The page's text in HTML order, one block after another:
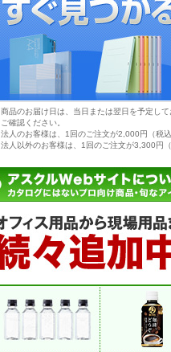
商品のお届け日は、当日または翌日を予定し
ご確認ください。
法人のお客様は、1回のご注文が2,000円（税
法人以外のお客様は、1回のご注文が3,300円